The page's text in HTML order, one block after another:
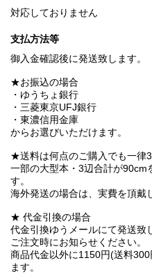
対応しておりません
支払方法等
御入金確認後に発送致します。
★お振込の場合
・ゆうちょ銀行
・三菱東京UFJ銀行
・東濃信用金庫
からお選びいただけます。
★送料は何点のご購入でも一律
一部の大型本・3辺合計が90cm
す。
海外発送の場合は、実費を頂戴
★ 代金引換の場合
代金引換ゆうメールにて発送致
ご注文時にお知らせください。
商品代金以外に1150円(送料
ます。